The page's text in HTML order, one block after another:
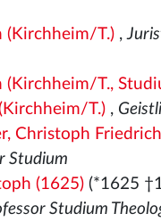
(Kirchheim/T.),
(Kirchheim/T.,
T.),
Christoph Friedrich
Studium
(1625)(*1625
Studium